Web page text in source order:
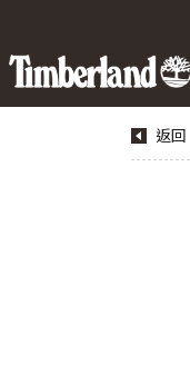
返回